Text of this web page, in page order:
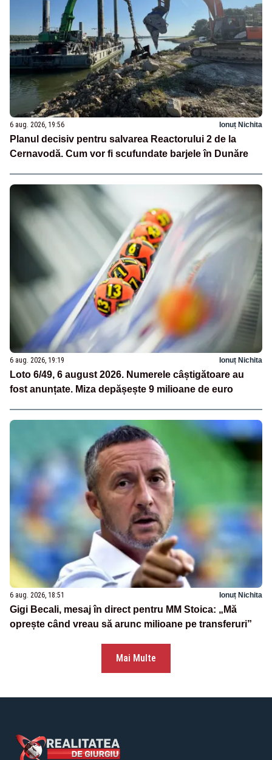
6 aug. 2026, 19:56 Ionuț Nichita
Planul decisiv pentru salvarea Reactorului 2 de la
Cernavodă. Cum vor fi scufundate barjele în Dunăre
6 aug. 2026, 19:19 Ionuț Nichita
Loto 6/49, 6 august 2026. Numerele câștigătoare au
fost anunțate. Miza depășește 9 milioane de euro
6 aug. 2026, 18:51 Ionuț Nichita
Gigi Becali, mesaj în direct pentru MM Stoica: „Mă
oprește când vreau să arunc milioane pe transferuri”
Mai Multe